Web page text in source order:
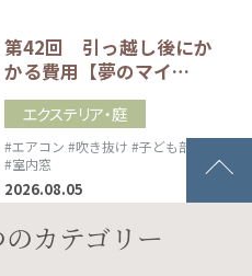
第42回 引っ越し後にか
かる費用【夢のマイ…
エクステリア・庭
#エアコン #吹き抜け #子ども部屋
#室内窓
2026.08.05
カテゴリー